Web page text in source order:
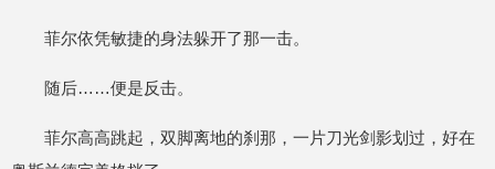
菲尔依凭敏捷的身法躲开了那一击。
随后……便是反击。
菲尔高高跳起，双脚离地的刹那，一片刀光剑影划过，好在